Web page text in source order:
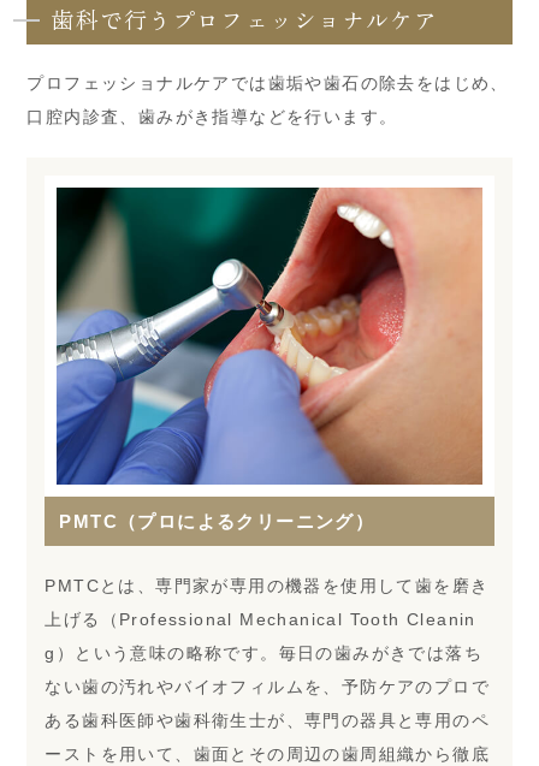
歯科で行うプロフェッショナルケア
プロフェッショナルケアでは歯垢や歯石の除去をはじめ、
口腔内診査、歯みがき指導などを行います。
PMTC（プロによるクリーニング）
PMTCとは、専門家が専用の機器を使用して歯を磨き
上げる（Professional Mechanical Tooth Cleanin
g）という意味の略称です。毎日の歯みがきでは落ち
ない歯の汚れやバイオフィルムを、予防ケアのプロで
ある歯科医師や歯科衛生士が、専門の器具と専用のペ
ーストを用いて、歯面とその周辺の歯周組織から徹底